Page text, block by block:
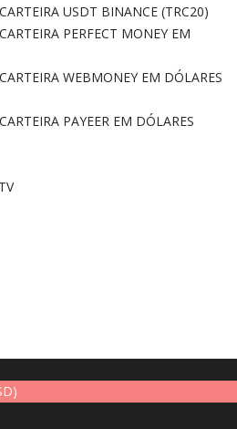
USDT BINANCE (TRC20)
PERFECT MONEY EM
WEBMONEY EM DÓLARES
PAYEER EM DÓLARES